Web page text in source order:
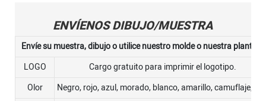
ENVÍENOS DIBUJO/MUESTRA
Envíe su muestra, dibujo o utilice nuestro molde o nuestra plantilla.
LOGO
Cargo gratuito para imprimir el logotipo.
Olor
Negro, rojo, azul, morado, blanco, amarillo, camuflaje,